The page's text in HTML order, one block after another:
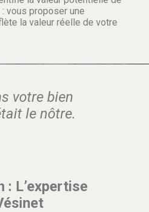
vous proposer une
la valeur réelle de votre
votre bien
le nôtre.
: L’expertise